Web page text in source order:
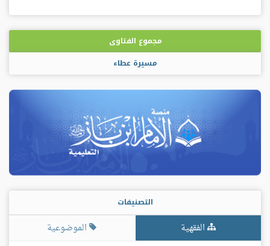
مجموع الفتاوى
مسيرة عطاء
التصنيفات
الفقهية
الموضوعية